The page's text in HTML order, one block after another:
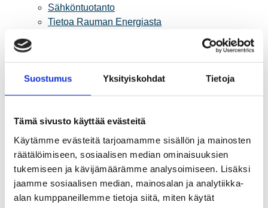
Suostumus Yksityiskohdat Tietoja
Tämä sivusto käyttää evästeitä
Käytämme evästeitä tarjoamamme sisällön ja mainosten
räätälöimiseen, sosiaalisen median ominaisuuksien
tukemiseen ja kävijämäärämme analysoimiseen. Lisäksi
jaamme sosiaalisen median, mainosalan ja analytiikka-
alan kumppaneillemme tietoja siitä, miten käytät
Sähköntuotanto
Tietoa Rauman Energiasta
Palvelut
Aurinkosähkön hankinta
Energiansäästö kotitaloudessa
Laskutus
Muuttajalle
Sähköauton lataaminen
Valtakirja ja asiointi toisen puolesta
Yhteystiedot
Laskutusosoitteet